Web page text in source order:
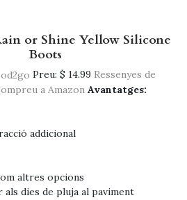
or Shine Yellow Silicone
Boots
Preu: $ 14.99 Ressenyes de
a Amazon Avantatges:
addicional
altres opcions
als dies de pluja al paviment